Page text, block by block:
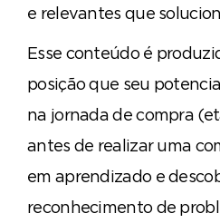
e relevantes que
Esse conteúdo é
posição que seu
na jornada de compra
antes de realizar uma
em aprendizado e
reconhecimento de